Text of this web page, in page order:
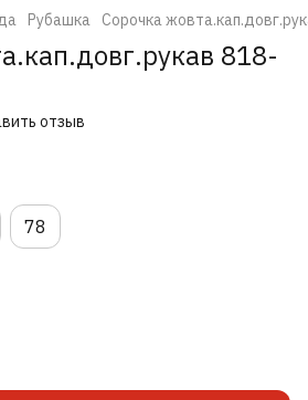
Рубашка Сорочка
818-
отзыв
78